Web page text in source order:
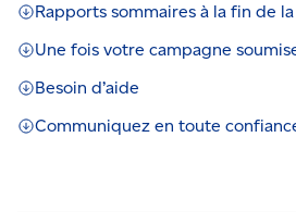
Rapports sommaires à la fin de
Une fois votre campagne
Besoin d’aide
Communiquez en toute